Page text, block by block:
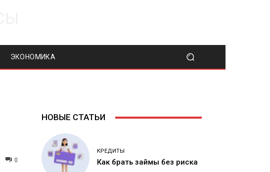
ЭКОНОМИКА
0
НОВЫЕ СТАТЬИ
КРЕДИТЫ
Как брать займы без риска